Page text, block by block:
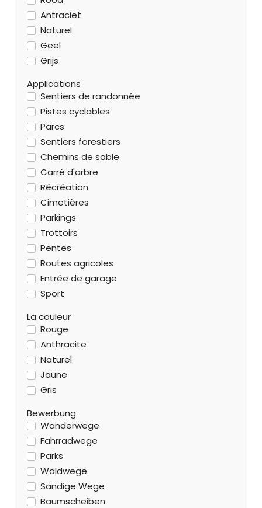
Antraciet
Naturel
Geel
Grijs
Applications
Sentiers de randonnée
Pistes cyclables
Parcs
Sentiers forestiers
Chemins de sable
Carré d'arbre
Récréation
Cimetières
Parkings
Trottoirs
Pentes
Routes agricoles
Entrée de garage
Sport
La couleur
Rouge
Anthracite
Naturel
Jaune
Gris
Bewerbung
Wanderwege
Fahrradwege
Parks
Waldwege
Sandige Wege
Baumscheiben